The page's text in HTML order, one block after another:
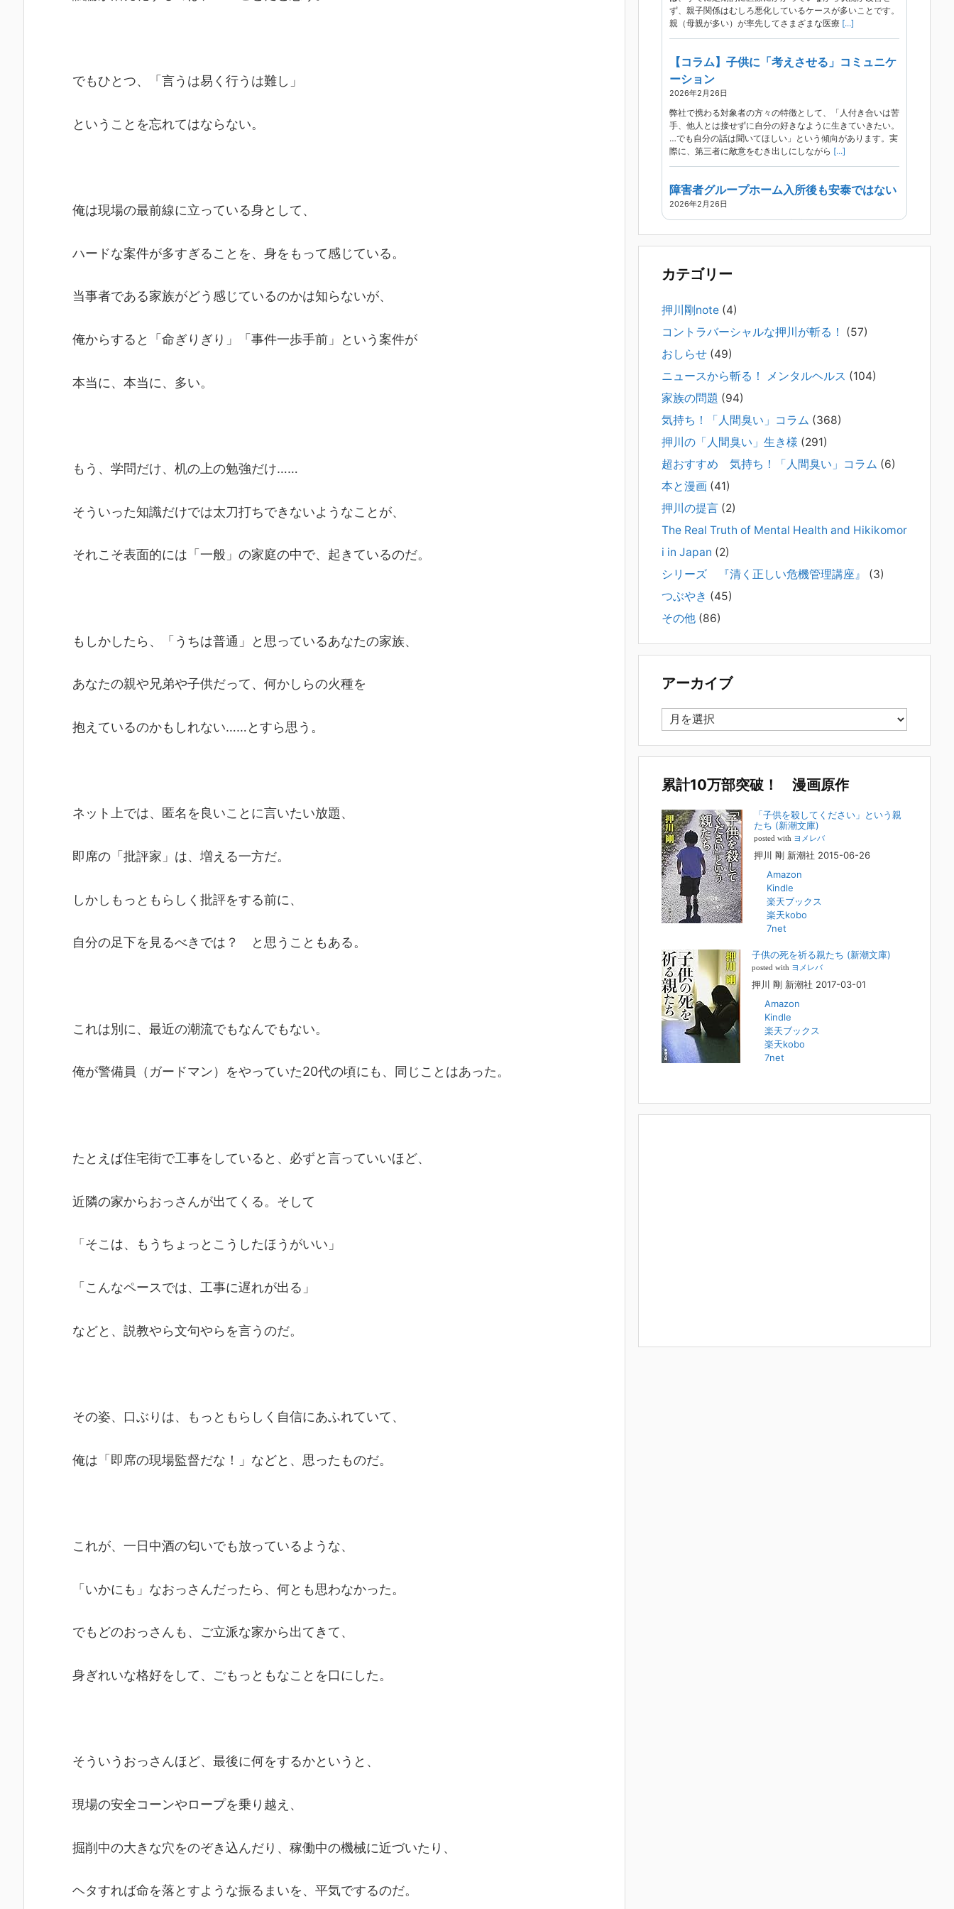
でもひとつ、「言うは易く行うは難し」
ということを忘れてはならない。
俺は現場の最前線に立っている身として、
ハードな案件が多すぎることを、身をもって感じている。
当事者である家族がどう感じているのかは知らないが、
俺からすると「命ぎりぎり」「事件一歩手前」という案件が
本当に、本当に、多い。
もう、学問だけ、机の上の勉強だけ……
そういった知識だけでは太刀打ちできないようなことが、
それこそ表面的には「一般」の家庭の中で、起きているのだ。
もしかしたら、「うちは普通」と思っているあなたの家族、
あなたの親や兄弟や子供だって、何かしらの火種を
抱えているのかもしれない……とすら思う。
ネット上では、匿名を良いことに言いたい放題、
即席の「批評家」は、増える一方だ。
しかしもっともらしく批評をする前に、
自分の足下を見るべきでは？ と思うこともある。
これは別に、最近の潮流でもなんでもない。
俺が警備員（ガードマン）をやっていた20代の頃にも、同じことはあった。
たとえば住宅街で工事をしていると、必ずと言っていいほど、
近隣の家からおっさんが出てくる。そして
「そこは、もうちょっとこうしたほうがいい」
「こんなペースでは、工事に遅れが出る」
などと、説教やら文句やらを言うのだ。
その姿、口ぶりは、もっともらしく自信にあふれていて、
俺は「即席の現場監督だな！」などと、思ったものだ。
これが、一日中酒の匂いでも放っているような、
「いかにも」なおっさんだったら、何とも思わなかった。
でもどのおっさんも、ご立派な家から出てきて、
身ぎれいな格好をして、ごもっともなことを口にした。
そういうおっさんほど、最後に何をするかというと、
現場の安全コーンやロープを乗り越え、
掘削中の大きな穴をのぞき込んだり、稼働中の機械に近づいたり、
ヘタすれば命を落とすような振るまいを、平気でするのだ。
ず、親子関係はむしろ悪化しているケースが多いことです。
親（母親が多い）が率先してさまざまな医療 [...]
【コラム】子供に「考えさせる」コミュニケ
ーション
2026年2月26日
弊社で携わる対象者の方々の特徴として、「人付き合いは苦
手、他人とは接せずに自分の好きなように生きていきたい。
…でも自分の話は聞いてほしい」という傾向があります。実
際に、第三者に敵意をむき出しにしながら [...]
障害者グループホーム入所後も安泰ではない
2026年2月26日
現在、精神科病院は早期退院が主流です。家族での受け入れ
や一人暮らしは難しく、かといって本人が施設入所を拒んで
いる（つまり行き先が見つかっていない）ような場合でも、
精神科から「退院できます」と言われた家族
へ──退院後の安全設計
2026年2月21日
通常価格 2,980円 → 今だけ 1,480円（50％OFF）こちらのn
援の現場で行なってきた実務対応を、家族向けに整理してい
#042 精神疾患の子どもと健全なコミュニ
ケーションがとれない（母娘編）。
2025年8月17日
弊社は、病識のない重篤な精神疾患を抱えるご家族からのご
相談を受け、長年にわたり精神科医療へのアクセスの仕方や
問題解決に取り組んでまいりました。しかし現実には、精神
疾患が疑われる当人に病識がない場合、家
#041 将来を案じる「きょうだい」必見②
きょうだいに精神疾患が疑われる家族がい
て、家族間トラブルで困っている方へ
2025年8月11日
長年問題解決に至らない家族のパターンのうち、弊社の相談
集英社オンラインのインタビューを受けまし
た。「漫画といえば集英社！」というく…
2023年3月1日
しても私個人としても大変な名誉です。h[...]
若年層の子供の問題
2022年8月26日
『「子供を殺してください」という親たち』では、先月ま
で、10代の対象者をテーマにした回、「ケース19 奴隷化
する親たち」をお送りしていました。こちらは、最終話をコ
ミックバンチWebで読むことができます
FBS福岡放送『目撃者f』出演情報
本日（日曜）深夜1時25分～FBS福岡放送『目撃者f』で、
（株）トキワ精神保健事務所 所長 押川剛の活動を追った
ドキュメンタリーが放送されます。「俺がつなげてやる～コ
ワモテ“説得屋”の生き様～」続きを
人と“直接”向き合うことの価値
2022年1月14日
カテゴリー
押川剛note (4)
コントラバーシャルな押川が斬る！
(57)
おしらせ (49)
ニュースから斬る！ メンタルヘルス (104)
家族の問題 (94)
気持ち！「人間臭い」コラム (368)
押川の「人間臭い」生き様 (291)
超おすすめ 気持ち！「人間臭い」コラム (6)
本と漫画 (41)
押川の提言 (2)
The Real Truth of Mental Health and Hikikomor
i in Japan (2)
シリーズ 『清く正しい危機管理講座』
(3)
つぶやき (45)
その他 (86)
アーカイブ
ー
カ
ブ
累計10万部突破！ 漫画原作
「子供を殺してください」という親
たち (新潮文庫)
posted with ヨメレバ
押川 剛 新潮社 2015-06-26
Amazon
Kindle
楽天ブックス
楽天kobo
7net
子供の死を祈る親たち (新潮文庫)
posted with ヨメレバ
押川 剛 新潮社 2017-03-01
Amazon
Kindle
楽天ブックス
楽天kobo
7net